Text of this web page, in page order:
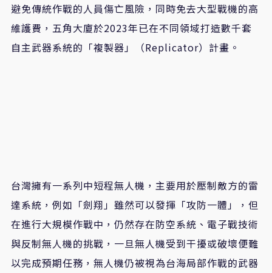
避免傳統作戰的人員傷亡風險，同時免去大型戰機的高
維護費，五角大廈於2023年已在不同領域打造數千套
自主武器系統的「複製器」（Replicator）計畫。
台灣擁有一系列中短程無人機，主要用於壓制敵方的雷
達系統，例如「劍翔」雖然可以發揮「攻防一體」，但
在進行大規模作戰中，仍然存在防空系統、電子戰技術
與反制無人機的挑戰，一旦無人機受到干擾或破壞便難
以完成預期任務，無人機仍被視為台海局部作戰的武器